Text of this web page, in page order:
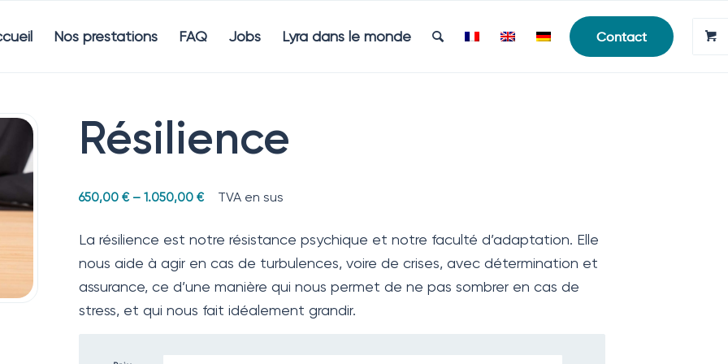
Nos prestations FAQ Jobs Lyra dans le monde Contact
Résilience
650,00 €– 1.050,00 € TVA en sus
La résilience est notre résistance psychique et notre faculté d’adaptation. Elle
nous aide à agir en cas de turbulences, voire de crises, avec détermination et
assurance, ce d’une manière qui nous permet de ne pas sombrer en cas de
stress, et qui nous fait idéalement grandir.